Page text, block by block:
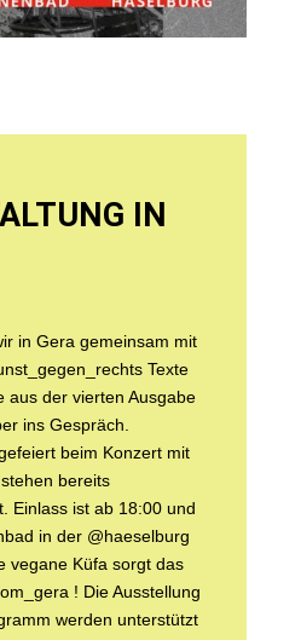
IN
in Gera gemeinsam mit
Texte
aus der vierten Ausgabe
ins Gespräch.
beim Konzert mit
bereits
Einlass ist ab 18:00 und
in der @haeselburg
vegane Küfa sorgt das
! Die Ausstellung
werden unterstützt